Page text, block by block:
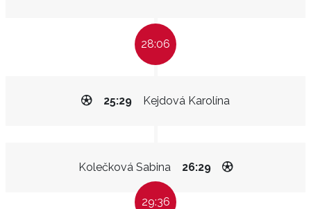
28:06
Kejdová Karolína
25:29
Kolečková Sabina 26:29
29:36